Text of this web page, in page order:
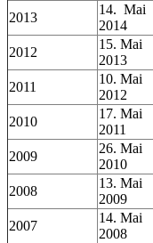
2013
14. Mai
2014
2012
15. Mai
2013
2011
10. Mai
2012
2010
17. Mai
2011
2009
26. Mai
2010
2008
13. Mai
2009
2007
14. Mai
2008